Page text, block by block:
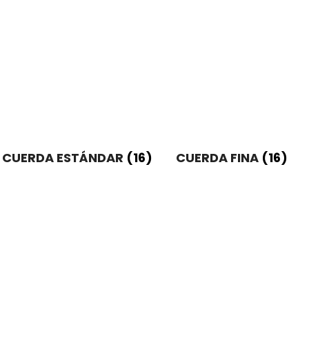
CUERDA ESTÁNDAR (16) CUERDA FINA (16)